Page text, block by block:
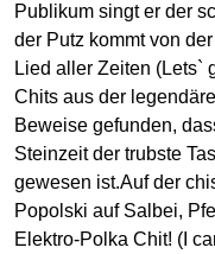
Publikum singt er der
der Putz kommt von
Lied aller Zeiten (Lets`
Chits aus der
Beweise gefunden,
Steinzeit der trubste
gewesen ist.Auf der
Popolski auf Salbei,
Elektro-Polka Chit! (I